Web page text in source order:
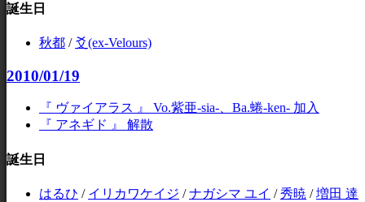
誕生日
秋都 / 爻(ex-Velours)
2010/01/19
『 ヴァイアラス 』 Vo.紫亜-sia-、Ba.蜷-ken- 加入
『 アネギド 』 解散
誕生日
はるひ / イリカワケイジ /ナガシマ ユイ /秀暁 /増田 達